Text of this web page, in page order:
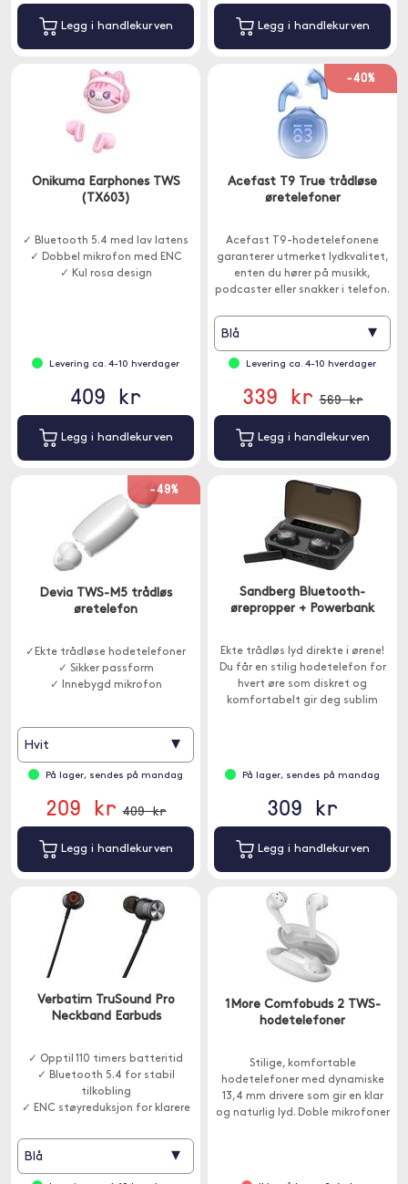
Legg i handlekurven Legg i handlekurven
Onikuma Earphones TWS
(TX603)
✓ Bluetooth 5.4 med lav latens
✓ Dobbel mikrofon med ENC
✓ Kul rosa design
Levering ca. 4-10 hverdager
409 kr
Legg i handlekurven
-40%
Acefast T9 True trådløse
øretelefoner
Acefast T9-hodetelefonene
garanterer utmerket lydkvalitet,
enten du hører på musikk,
podcaster eller snakker i telefon.
Blå ▾
Levering ca. 4-10 hverdager
339 kr 569 kr
Legg i handlekurven
-49%
Devia TWS-M5 trådløs
øretelefon
✓Ekte trådløse hodetelefoner
✓ Sikker passform
✓ Innebygd mikrofon
Hvit ▾
På lager, sendes på mandag
209 kr 409 kr
Legg i handlekurven
Sandberg Bluetooth-
ørepropper + Powerbank
Ekte trådløs lyd direkte i ørene!
Du får en stilig hodetelefon for
hvert øre som diskret og
komfortabelt gir deg sublim
På lager, sendes på mandag
309 kr
Legg i handlekurven
Verbatim TruSound Pro
Neckband Earbuds
✓ Opptil 110 timers batteritid
✓ Bluetooth 5.4 for stabil
tilkobling
✓ ENC støyreduksjon for klarere
Blå ▾
1More Comfobuds 2 TWS-
hodetelefoner
Stilige, komfortable
hodetelefoner med dynamiske
13,4 mm drivere som gir en klar
og naturlig lyd. Doble mikrofoner